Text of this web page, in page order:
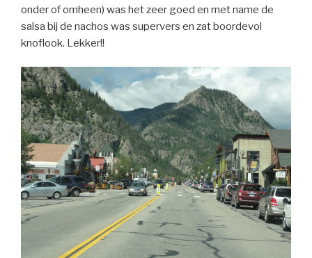
onder of omheen) was het zeer goed en met name de
salsa bij de nachos was supervers en zat boordevol
knoflook. Lekker!!